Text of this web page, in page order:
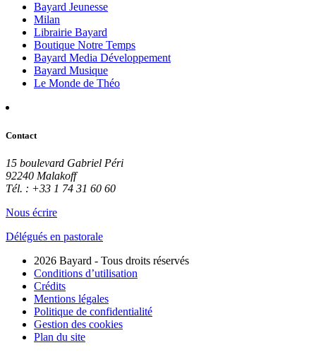
Bayard Jeunesse
Milan
Librairie Bayard
Boutique Notre Temps
Bayard Media Développement
Bayard Musique
Le Monde de Théo
Contact
15 boulevard Gabriel Péri
92240 Malakoff
Tél. : +33 1 74 31 60 60
Nous écrire
Délégués en pastorale
2026 Bayard - Tous droits réservés
Conditions d’utilisation
Crédits
Mentions légales
Politique de confidentialité
Gestion des cookies
Plan du site